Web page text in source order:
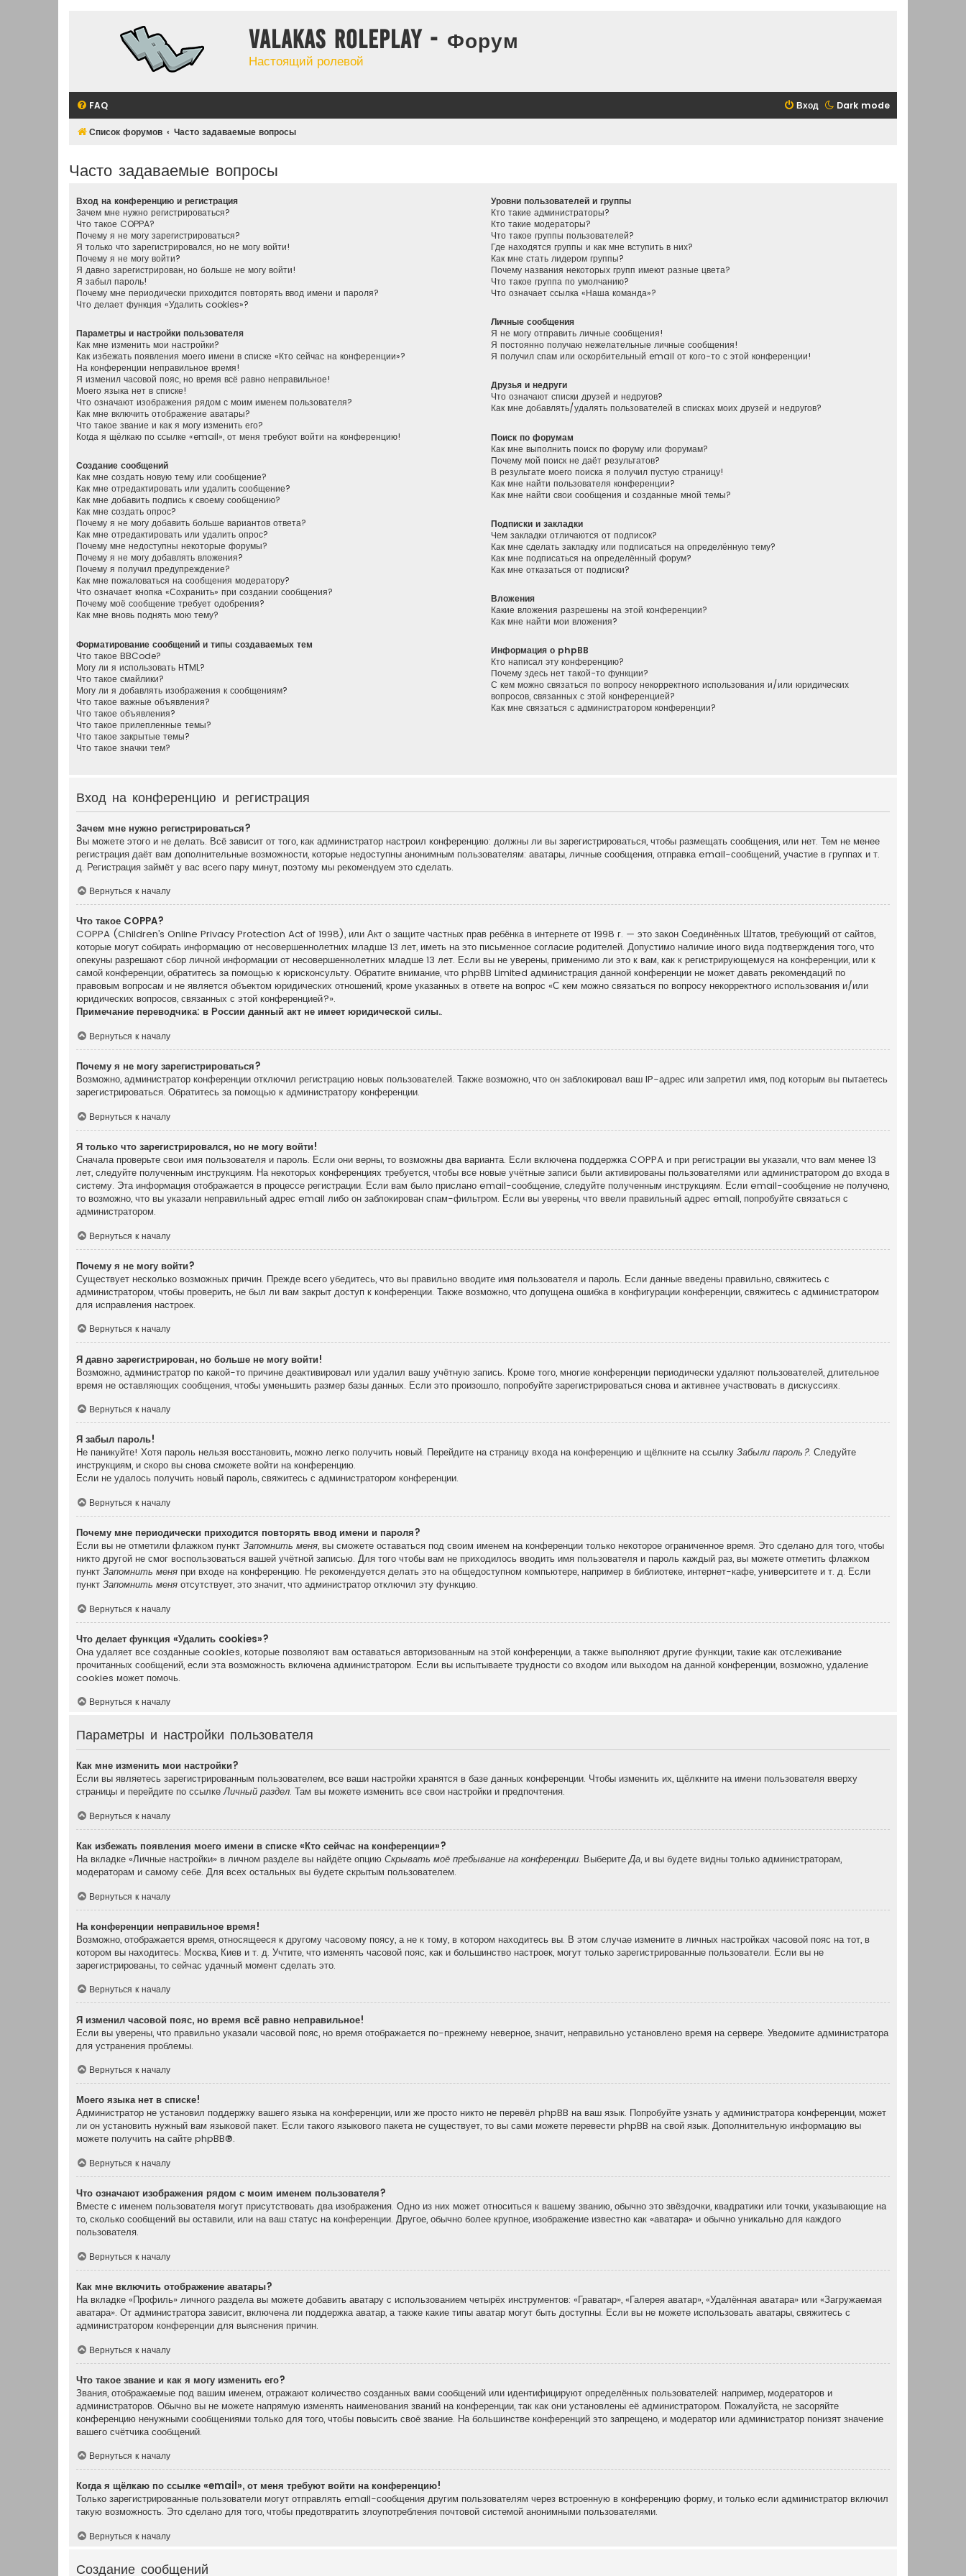
Valakas Roleplay - Форум
Настоящий ролевой
Dark mode
FAQ Вход
Список форумов Часто задаваемые вопросы
Часто задаваемые вопросы
Вход на конференцию и регистрация
Зачем мне нужно регистрироваться?
Что такое COPPA?
Почему я не могу зарегистрироваться?
Я только что зарегистрировался, но не могу войти!
Почему я не могу войти?
Я давно зарегистрирован, но больше не могу войти!
Я забыл пароль!
Почему мне периодически приходится повторять ввод имени и пароля?
Что делает функция «Удалить cookies»?
Параметры и настройки пользователя
Как мне изменить мои настройки?
Как избежать появления моего имени в списке «Кто сейчас на конференции»?
На конференции неправильное время!
Я изменил часовой пояс, но время всё равно неправильное!
Моего языка нет в списке!
Что означают изображения рядом с моим именем пользователя?
Как мне включить отображение аватары?
Что такое звание и как я могу изменить его?
Когда я щёлкаю по ссылке «email», от меня требуют войти на конференцию!
Создание сообщений
Как мне создать новую тему или сообщение?
Как мне отредактировать или удалить сообщение?
Как мне добавить подпись к своему сообщению?
Как мне создать опрос?
Почему я не могу добавить больше вариантов ответа?
Как мне отредактировать или удалить опрос?
Почему мне недоступны некоторые форумы?
Почему я не могу добавлять вложения?
Почему я получил предупреждение?
Как мне пожаловаться на сообщения модератору?
Что означает кнопка «Сохранить» при создании сообщения?
Почему моё сообщение требует одобрения?
Как мне вновь поднять мою тему?
Форматирование сообщений и типы создаваемых тем
Что такое BBCode?
Могу ли я использовать HTML?
Что такое смайлики?
Могу ли я добавлять изображения к сообщениям?
Что такое важные объявления?
Что такое объявления?
Что такое прилепленные темы?
Что такое закрытые темы?
Что такое значки тем?
Уровни пользователей и группы
Кто такие администраторы?
Кто такие модераторы?
Что такое группы пользователей?
Где находятся группы и как мне вступить в них?
Как мне стать лидером группы?
Почему названия некоторых групп имеют разные цвета?
Что такое группа по умолчанию?
Что означает ссылка «Наша команда»?
Личные сообщения
Я не могу отправить личные сообщения!
Я постоянно получаю нежелательные личные сообщения!
Я получил спам или оскорбительный email от кого-то с этой конференции!
Друзья и недруги
Что означают списки друзей и недругов?
Как мне добавлять/удалять пользователей в списках моих друзей и недругов?
Поиск по форумам
Как мне выполнить поиск по форуму или форумам?
Почему мой поиск не даёт результатов?
В результате моего поиска я получил пустую страницу!
Как мне найти пользователя конференции?
Как мне найти свои сообщения и созданные мной темы?
Подписки и закладки
Чем закладки отличаются от подписок?
Как мне сделать закладку или подписаться на определённую тему?
Как мне подписаться на определённый форум?
Как мне отказаться от подписки?
Вложения
Какие вложения разрешены на этой конференции?
Как мне найти мои вложения?
Информация о phpBB
Кто написал эту конференцию?
Почему здесь нет такой-то функции?
С кем можно связаться по вопросу некорректного использования и/или юридических
вопросов, связанных с этой конференцией?
Как мне связаться с администратором конференции?
Вход на конференцию и регистрация
Зачем мне нужно регистрироваться?
Вы можете этого и не делать. Всё зависит от того, как администратор настроил конференцию: должны ли вы зарегистрироваться, чтобы размещать сообщения, или нет. Тем не менее
регистрация даёт вам дополнительные возможности, которые недоступны анонимным пользователям: аватары, личные сообщения, отправка email-сообщений, участие в группах и т.
д. Регистрация займёт у вас всего пару минут, поэтому мы рекомендуем это сделать.
Вернуться к началу
Что такое COPPA?
COPPA (Children’s Online Privacy Protection Act of 1998), или Акт о защите частных прав ребёнка в интернете от 1998 г. — это закон Соединённых Штатов, требующий от сайтов,
которые могут собирать информацию от несовершеннолетних младше 13 лет, иметь на это письменное согласие родителей. Допустимо наличие иного вида подтверждения того, что
опекуны разрешают сбор личной информации от несовершеннолетних младше 13 лет. Если вы не уверены, применимо ли это к вам, как к регистрирующемуся на конференции, или к
самой конференции, обратитесь за помощью к юрисконсульту. Обратите внимание, что phpBB Limited администрация данной конференции не может давать рекомендаций по
правовым вопросам и не является объектом юридических отношений, кроме указанных в ответе на вопрос «С кем можно связаться по вопросу некорректного использования и/или
юридических вопросов, связанных с этой конференцией?».
Примечание переводчика: в России данный акт не имеет юридической силы..
Вернуться к началу
Почему я не могу зарегистрироваться?
Возможно, администратор конференции отключил регистрацию новых пользователей. Также возможно, что он заблокировал ваш IP-адрес или запретил имя, под которым вы пытаетесь
зарегистрироваться. Обратитесь за помощью к администратору конференции.
Вернуться к началу
Я только что зарегистрировался, но не могу войти!
Сначала проверьте свои имя пользователя и пароль. Если они верны, то возможны два варианта. Если включена поддержка COPPA и при регистрации вы указали, что вам менее 13
лет, следуйте полученным инструкциям. На некоторых конференциях требуется, чтобы все новые учётные записи были активированы пользователями или администратором до входа в
систему. Эта информация отображается в процессе регистрации. Если вам было прислано email-сообщение, следуйте полученным инструкциям. Если email-сообщение не получено,
то возможно, что вы указали неправильный адрес email либо он заблокирован спам-фильтром. Если вы уверены, что ввели правильный адрес email, попробуйте связаться с
администратором.
Вернуться к началу
Почему я не могу войти?
Существует несколько возможных причин. Прежде всего убедитесь, что вы правильно вводите имя пользователя и пароль. Если данные введены правильно, свяжитесь с
администратором, чтобы проверить, не был ли вам закрыт доступ к конференции. Также возможно, что допущена ошибка в конфигурации конференции, свяжитесь с администратором
для исправления настроек.
Вернуться к началу
Я давно зарегистрирован, но больше не могу войти!
Возможно, администратор по какой-то причине деактивировал или удалил вашу учётную запись. Кроме того, многие конференции периодически удаляют пользователей, длительное
время не оставляющих сообщения, чтобы уменьшить размер базы данных. Если это произошло, попробуйте зарегистрироваться снова и активнее участвовать в дискуссиях.
Вернуться к началу
Я забыл пароль!
Не паникуйте! Хотя пароль нельзя восстановить, можно легко получить новый. Перейдите на страницу входа на конференцию и щёлкните на ссылку Забыли пароль?. Следуйте
инструкциям, и скоро вы снова сможете войти на конференцию.
Если не удалось получить новый пароль, свяжитесь с администратором конференции.
Вернуться к началу
Почему мне периодически приходится повторять ввод имени и пароля?
Если вы не отметили флажком пункт Запомнить меня, вы сможете оставаться под своим именем на конференции только некоторое ограниченное время. Это сделано для того, чтобы
никто другой не смог воспользоваться вашей учётной записью. Для того чтобы вам не приходилось вводить имя пользователя и пароль каждый раз, вы можете отметить флажком
пункт Запомнить меня при входе на конференцию. Не рекомендуется делать это на общедоступном компьютере, например в библиотеке, интернет-кафе, университете и т. д. Если
пункт Запомнить меня отсутствует, это значит, что администратор отключил эту функцию.
Вернуться к началу
Что делает функция «Удалить cookies»?
Она удаляет все созданные cookies, которые позволяют вам оставаться авторизованным на этой конференции, а также выполняют другие функции, такие как отслеживание
прочитанных сообщений, если эта возможность включена администратором. Если вы испытываете трудности со входом или выходом на данной конференции, возможно, удаление
cookies может помочь.
Вернуться к началу
Параметры и настройки пользователя
Как мне изменить мои настройки?
Если вы являетесь зарегистрированным пользователем, все ваши настройки хранятся в базе данных конференции. Чтобы изменить их, щёлкните на имени пользователя вверху
страницы и перейдите по ссылкеЛичный раздел. Там вы можете изменить все свои настройки и предпочтения.
Вернуться к началу
Как избежать появления моего имени в списке «Кто сейчас на конференции»?
На вкладке «Личные настройки» в личном разделе вы найдёте опцию Скрывать моё пребывание на конференции. ВыберитеДа, и вы будете видны только администраторам,
модераторам и самому себе. Для всех остальных вы будете скрытым пользователем.
Вернуться к началу
На конференции неправильное время!
Возможно, отображается время, относящееся к другому часовому поясу, а не к тому, в котором находитесь вы. В этом случае измените в личных настройках часовой пояс на тот, в
котором вы находитесь: Москва, Киев и т. д. Учтите, что изменять часовой пояс, как и большинство настроек, могут только зарегистрированные пользователи. Если вы не
зарегистрированы, то сейчас удачный момент сделать это.
Вернуться к началу
Я изменил часовой пояс, но время всё равно неправильное!
Если вы уверены, что правильно указали часовой пояс, но время отображается по-прежнему неверное, значит, неправильно установлено время на сервере. Уведомите администратора
для устранения проблемы.
Вернуться к началу
Моего языка нет в списке!
Администратор не установил поддержку вашего языка на конференции, или же просто никто не перевёл phpBB на ваш язык. Попробуйте узнать у администратора конференции, может
ли он установить нужный вам языковой пакет. Если такого языкового пакета не существует, то вы сами можете перевести phpBB на свой язык. Дополнительную информацию вы
можете получить на сайте phpBB®.
Вернуться к началу
Что означают изображения рядом с моим именем пользователя?
Вместе с именем пользователя могут присутствовать два изображения. Одно из них может относиться к вашему званию, обычно это звёздочки, квадратики или точки, указывающие на
то, сколько сообщений вы оставили, или на ваш статус на конференции. Другое, обычно более крупное, изображение известно как «аватара» и обычно уникально для каждого
пользователя.
Вернуться к началу
Как мне включить отображение аватары?
На вкладке «Профиль» личного раздела вы можете добавить аватару с использованием четырёх инструментов: «Граватар», «Галерея аватар», «Удалённая аватара» или «Загружаемая
аватара». От администратора зависит, включена ли поддержка аватар, а также какие типы аватар могут быть доступны. Если вы не можете использовать аватары, свяжитесь с
администратором конференции для выяснения причин.
Вернуться к началу
Что такое звание и как я могу изменить его?
Звания, отображаемые под вашим именем, отражают количество созданных вами сообщений или идентифицируют определённых пользователей: например, модераторов и
администраторов. Обычно вы не можете напрямую изменять наименования званий на конференции, так как они установлены её администратором. Пожалуйста, не засоряйте
конференцию ненужными сообщениями только для того, чтобы повысить своё звание. На большинстве конференций это запрещено, и модератор или администратор понизят значение
вашего счётчика сообщений.
Вернуться к началу
Когда я щёлкаю по ссылке «email», от меня требуют войти на конференцию!
Только зарегистрированные пользователи могут отправлять email-сообщения другим пользователям через встроенную в конференцию форму, и только если администратор включил
такую возможность. Это сделано для того, чтобы предотвратить злоупотребления почтовой системой анонимными пользователями.
Вернуться к началу
Создание сообщений